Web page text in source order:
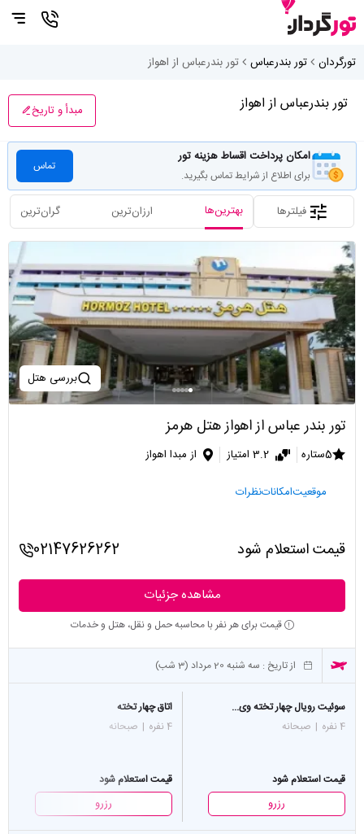
تورگردان تور بندرعباس تور بندرعباس از اهواز
تور بندرعباس از اهواز مبدأ و تاریخ
امکان پرداخت اقساط هزینه تور
برای اطلاع از شرایط تماس بگیرید.
تماس
فیلترها بهترین‌ها ارزان‌ترین گران‌ترین
بررسی هتل
تور بندر عباس از اهواز هتل هرمز
5ستاره 3.2 امتیاز از مبدا اهواز
موقعیتامکاناتنظرات
قیمت استعلام شود 02147626262
مشاهده جزئیات
قیمت برای هر نفر با محاسبه حمل و نقل، هتل و خدمات
از تاریخ : سه شنبه 20 مرداد (3 شب)
سوئیت رویال چهار تخته وی...
4 نفره
| صبحانه
قیمت استعلام شود
رزرو
اتاق چهار تخته
4 نفره
| صبحانه
قیمت استعلام شود
رزرو